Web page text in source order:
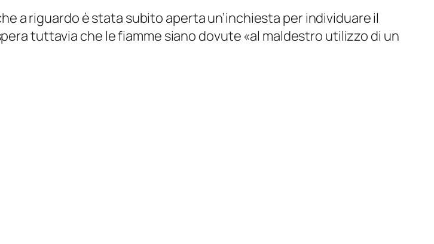
a riguardo è stata subito aperta un’inchiesta per individuare il
tuttavia che le fiamme siano dovute «al maldestro utilizzo di un